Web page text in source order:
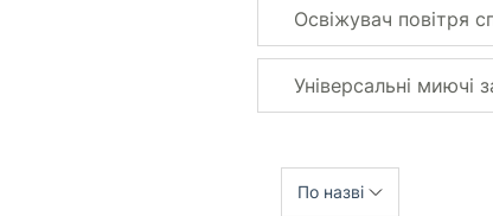
Освіжувач повітря
Універсальні миючі
По назві